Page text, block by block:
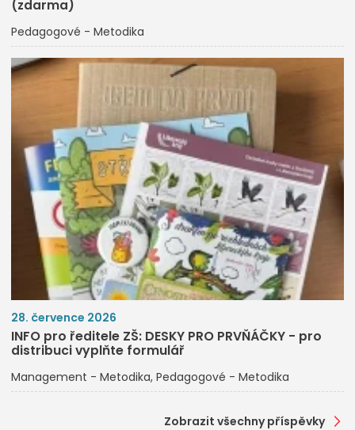
(zdarma)
Pedagogové - Metodika
28. července 2026
INFO pro ředitele ZŠ: DESKY PRO PRVŇÁČKY - pro
distribuci vyplňte formulář
Management - Metodika Pedagogové - Metodika
Zobrazit všechny příspěvky